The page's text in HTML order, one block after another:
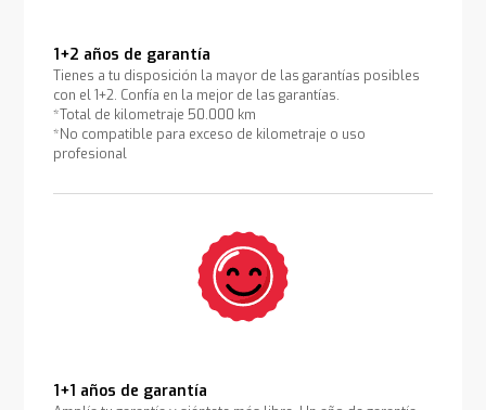
1+2 años de garantía
Tienes a tu disposición la mayor de las garantías posibles
con el 1+2. Confía en la mejor de las garantías.
*Total de kilometraje 50.000 km
*No compatible para exceso de kilometraje o uso
profesional
1+1 años de garantía